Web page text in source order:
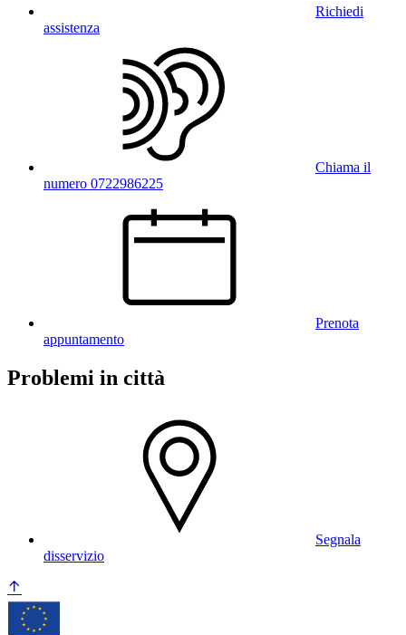
Richiedi
assistenza
Chiama il
numero 0722986225
Prenota
appuntamento
Problemi in città
Segnala
disservizio